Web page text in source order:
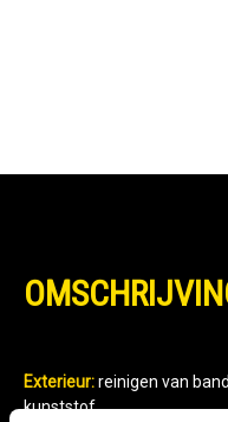
Exterieur:reinigen van
kunststof,...